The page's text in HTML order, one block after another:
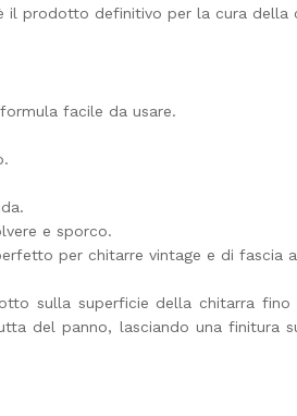
il prodotto definitivo per la cura della
facile da usare.
e sporco.
per chitarre vintage e di fascia
sulla superficie della chitarra fino
del panno, lasciando una finitura